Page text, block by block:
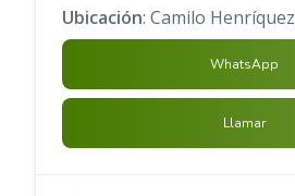
Ubicación: Camilo Henríquez
WhatsApp
Llamar